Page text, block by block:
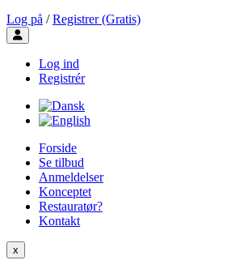
Log på / Registrer (Gratis)
Toggle user menu
Log ind
Registrér
Forside
Se tilbud
Anmeldelser
Konceptet
Restauratør?
Kontakt
x